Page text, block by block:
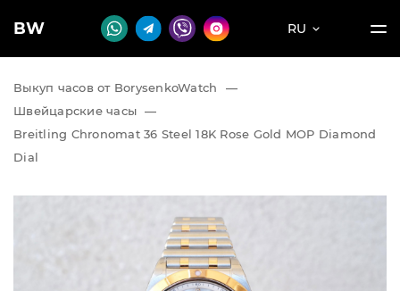
BW RU
Выкуп часов от BorysenkoWatch
—
Швейцарские часы —
Breitling Chronomat 36 Steel 18K Rose Gold MOP Diamond
Dial